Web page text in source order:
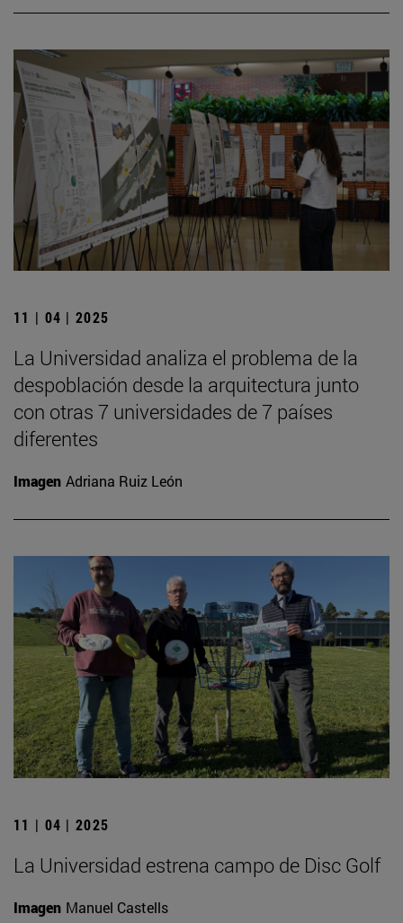
11 | 04 | 2025
La Universidad analiza el problema de la
despoblación desde la arquitectura junto
con otras 7 universidades de 7 países
diferentes
Imagen Adriana Ruiz León
11 | 04 | 2025
La Universidad estrena campo de Disc Golf
Imagen Manuel Castells